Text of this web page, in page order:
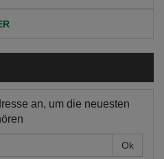
an, um die neuesten